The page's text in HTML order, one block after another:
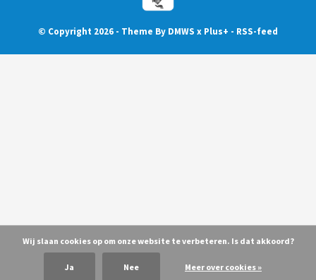
© Copyright 2026 - Theme By DMWS x Plus+ - RSS-feed
Wij slaan cookies op om onze website te verbeteren. Is dat akkoord?
Ja Nee Meer over cookies »